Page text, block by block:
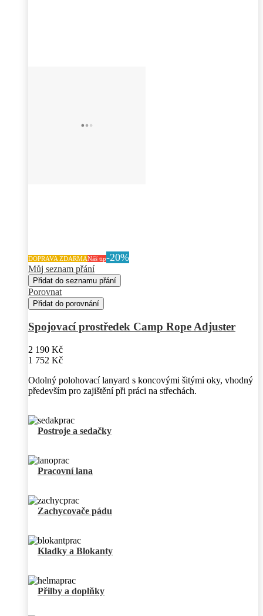
DOPRAVA ZDARMANáš tip-20%
Můj seznam přání
Přidat do seznamu přání
Porovnat
Přidat do porovnání
Spojovací prostředek Camp Rope Adjuster
2 190 Kč
1 752 Kč
Odolný polohovací lanyard s koncovými šitými oky, vhodný
především pro zajištění při práci na střechách.
Postroje a sedačky
Pracovní lana
Zachycovače pádu
Kladky a Blokanty
Přilby a doplňky